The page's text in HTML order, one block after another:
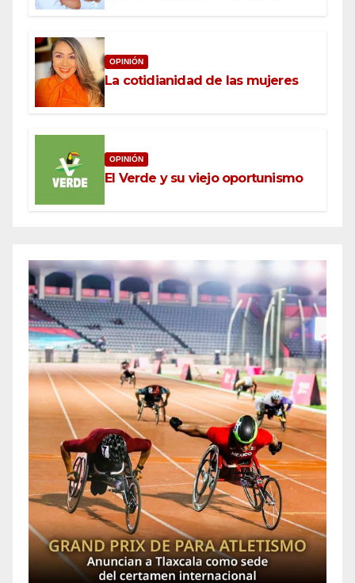
OPINIÓN
La cotidianidad de las mujeres
OPINIÓN
El Verde y su viejo oportunismo